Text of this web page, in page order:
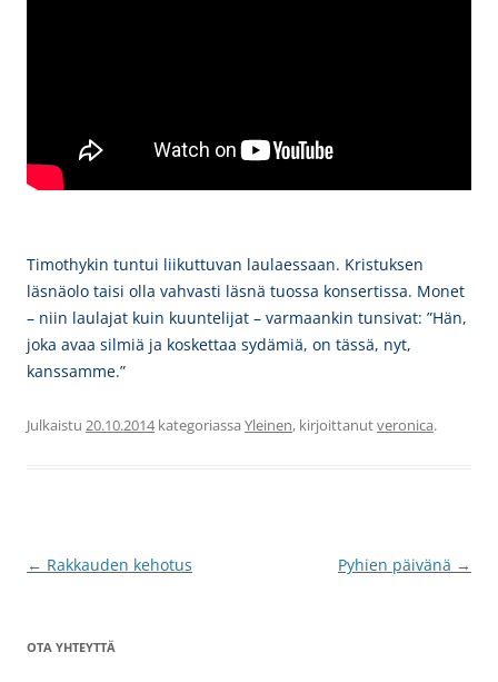
Timothykin tuntui liikuttuvan laulaessaan. Kristuksen
läsnäolo taisi olla vahvasti läsnä tuossa konsertissa. Monet
– niin laulajat kuin kuuntelijat – varmaankin tunsivat: ”Hän,
joka avaa silmiä ja koskettaa sydämiä, on tässä, nyt,
kanssamme.”
Julkaistu 20.10.2014kategoriassa Yleinen, kirjoittanutveronica.
Artikkelien
← Rakkauden kehotus Pyhien päivänä →
OTA YHTEYTTÄ